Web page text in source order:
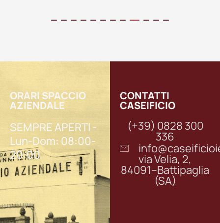
SEMPRE APERTI -
Lun-Dom: 08:00-
20:00
ORARI SPACCIO
AZIENDALE
(+39) 0828 300
336
via Velia, 2,
84091–Battipaglia
(SA)
CONTATTI
CASEIFICIO